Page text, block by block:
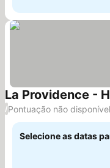
La Providence -
/Pontuação não disponível
Selecione as datas